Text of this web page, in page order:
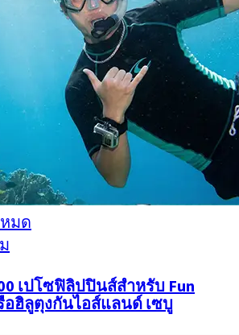
มด
เปโซฟิลิปปินส์สำหรับ Fun
ฮิลูตุงกันไอส์แลนด์ เซบู